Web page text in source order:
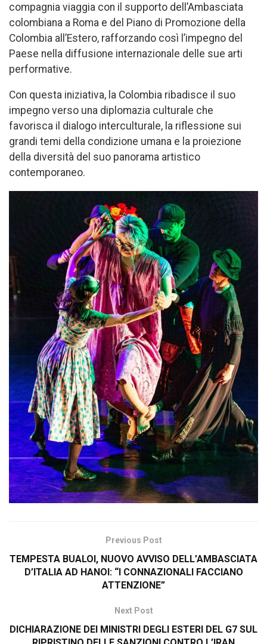
compagnia viaggia con il supporto dell’Ambasciata
colombiana a Roma e del Piano di Promozione della
Colombia all’Estero, rafforzando così l’impegno del
Paese nella diffusione internazionale delle sue arti
performative.
Con questa iniziativa, la Colombia ribadisce il suo
impegno verso una diplomazia culturale che
favorisca il dialogo interculturale, la riflessione sui
grandi temi della condizione umana e la proiezione
della diversità del suo panorama artistico
contemporaneo.
Previous Post
TEMPESTA BUALOI, NUOVO AVVISO DELL’AMBASCIATA
D’ITALIA AD HANOI: “I CONNAZIONALI FACCIANO
ATTENZIONE”
Next Post
DICHIARAZIONE DEI MINISTRI DEGLI ESTERI DEL G7 SUL